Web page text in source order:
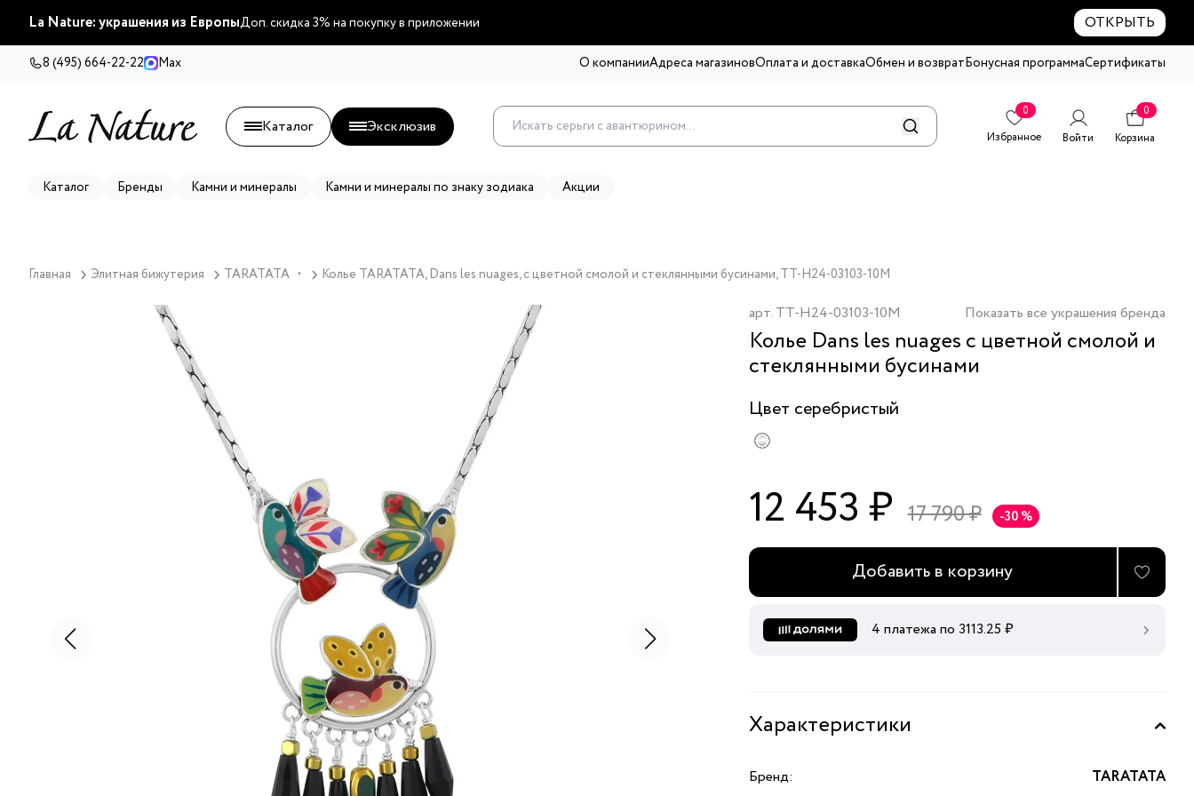
La Nature: украшения из ЕвропыДоп. скидка 3% на покупку в приложении ОТКРЫТЬ
8 (495) 664-22-22 Max О компанииАдреса магазиновОплата и доставкаОбмен и возвратБонусная программаСертификаты
Каталог Эксклюзив
0
Избранное
Войти
0
Корзина
Каталог Бренды Камни и минералы Камни и минералы по знаку зодиака Акции
Главная Элитная бижутерия TARATATA ▼ Колье TARATATA, Dans les nuages, с цветной смолой и стеклянными бусинами, TT-H24-03103-10M
арт. TT-H24-03103-10M Показать все украшения бренда
Колье Dans les nuages с цветной смолой и
стеклянными бусинами
Цвет серебристый
12 453 ₽ 17 790 ₽ -30 %
Добавить в корзину
4 платежа по 3113.25 ₽
Характеристики
Бренд:
TARATATA